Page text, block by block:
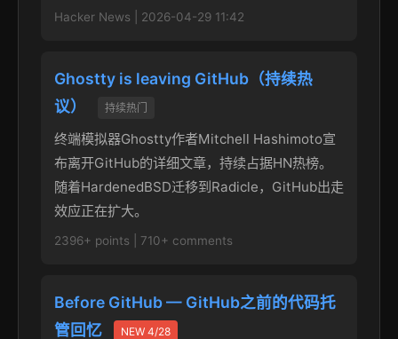
Hacker News | 2026-04-29 11:42
Ghostty is leaving GitHub（持续热
议）
持续热门
终端模拟器Ghostty作者Mitchell Hashimoto宣
布离开GitHub的详细文章，持续占据HN热榜。
随着HardenedBSD迁移到Radicle，GitHub出走
效应正在扩大。
2396+ points | 710+ comments
Before GitHub — GitHub之前的代码托
管回忆
NEW 4/28